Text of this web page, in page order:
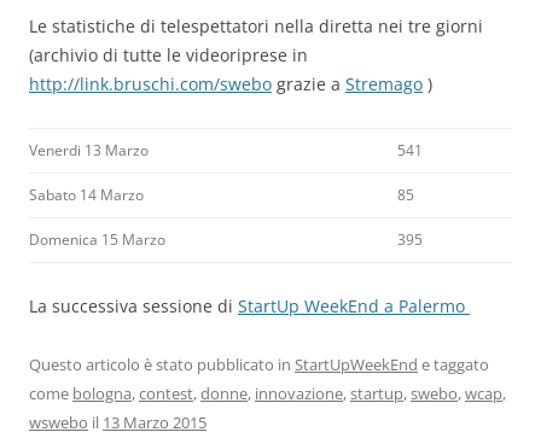
Le statistiche di telespettatori nella diretta nei tre giorni
(archivio di tutte le videoriprese in
http://link.bruschi.com/swebo grazie a Stremago )
Venerdi 13 Marzo 541
Sabato 14 Marzo 85
Domenica 15 Marzo 395
La successiva sessione di StartUp WeekEnd a Palermo
Questo articolo è stato pubblicato in StartUpWeekEnd e taggato
come bologna,contest,donne, innovazione,startup,swebo,wcap,
wswebo il 13 Marzo 2015